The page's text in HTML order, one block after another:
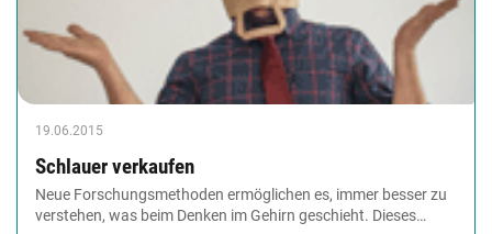
19.06.2015
Schlauer verkaufen
Neue Forschungsmethoden ermöglichen es, immer besser zu
verstehen, was beim Denken im Gehirn geschieht. Dieses